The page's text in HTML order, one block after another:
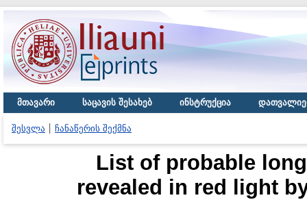
მთავარი საცავის შესახებ ინსტრუქცია
შესვლა ჩანაწერის შექმნა
List of probable
revealed in red light